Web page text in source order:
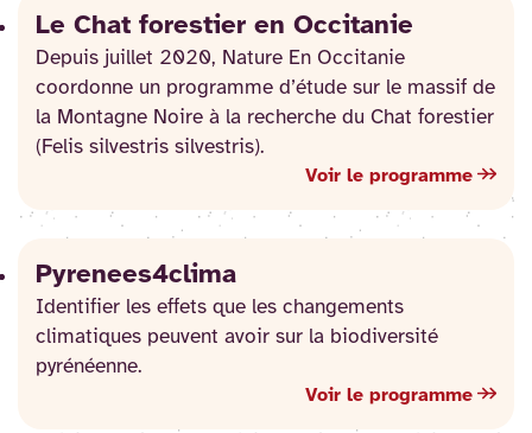
Le Chat forestier en Occitanie
Depuis juillet 2020, Nature En Occitanie
coordonne un programme d’étude sur le massif de
la Montagne Noire à la recherche du Chat forestier
(Felis silvestris silvestris).
Voir le programme
Pyrenees4clima
Identifier les effets que les changements
climatiques peuvent avoir sur la biodiversité
pyrénéenne.
Voir le programme